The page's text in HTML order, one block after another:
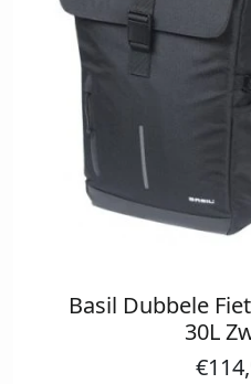
Basil Dubbele
30L
€